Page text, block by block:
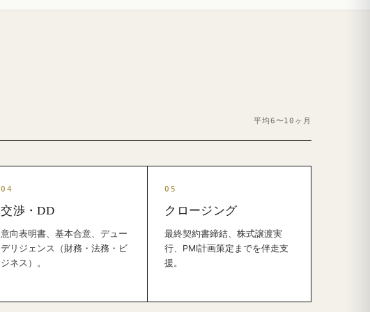
平均6〜10ヶ月
交渉・DD
意向表明書、基本合意、デュー
デリジェンス（財務・法務・ビ
ジネス）。
クロージング
最終契約書締結、株式譲渡実
行、PMI計画策定までを伴走支
援。